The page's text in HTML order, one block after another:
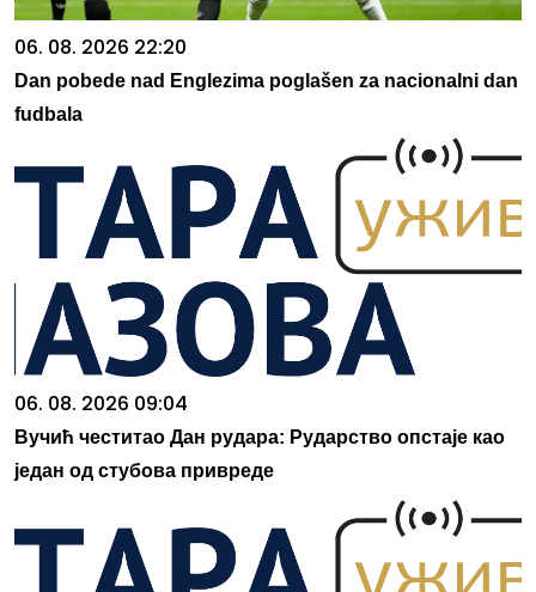
06. 08. 2026 22:20
Dan pobede nad Englezima poglašen za nacionalni dan
fudbala
06. 08. 2026 09:04
Вучић честитао Дан рудара: Рударство опстаје као
један од стубова привреде